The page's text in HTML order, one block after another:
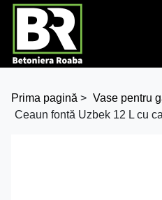
Prima pagină > Vase pentru
Ceaun fontă Uzbek 12 L cu